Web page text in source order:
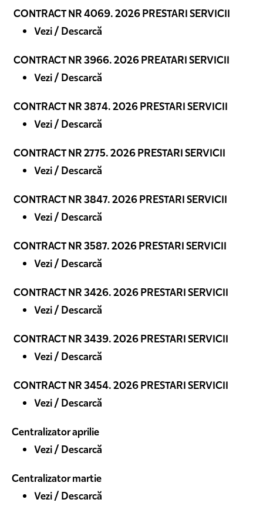
CONTRACT NR 4069. 2026 PRESTARI SERVICII
Vezi / Descarcă
CONTRACT NR 3966. 2026 PREATARI SERVICII
Vezi / Descarcă
CONTRACT NR 3874. 2026 PRESTARI SERVICII
Vezi / Descarcă
CONTRACT NR 2775. 2026 PRESTARI SERVICII
Vezi / Descarcă
CONTRACT NR 3847. 2026 PRESTARI SERVICII
Vezi / Descarcă
CONTRACT NR 3587. 2026 PRESTARI SERVICII
Vezi / Descarcă
CONTRACT NR 3426. 2026 PRESTARI SERVICII
Vezi / Descarcă
CONTRACT NR 3439. 2026 PRESTARI SERVICII
Vezi / Descarcă
CONTRACT NR 3454. 2026 PRESTARI SERVICII
Vezi / Descarcă
Centralizator aprilie
Vezi / Descarcă
Centralizator martie
Vezi / Descarcă